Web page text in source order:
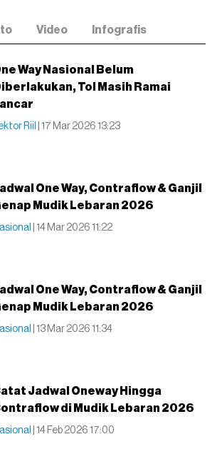
Video Infografis
Way Nasional Belum
Tol Masih Ramai
Riil | 17 Mar 2026 13:23
One Way, Contraflow & Ganjil
Mudik Lebaran 2026
| 14 Mar 2026 11:22
One Way, Contraflow & Ganjil
Mudik Lebaran 2026
| 13 Mar 2026 11:34
Jadwal Oneway Hingga
di Mudik Lebaran 2026
| 14 Feb 2026 17:00